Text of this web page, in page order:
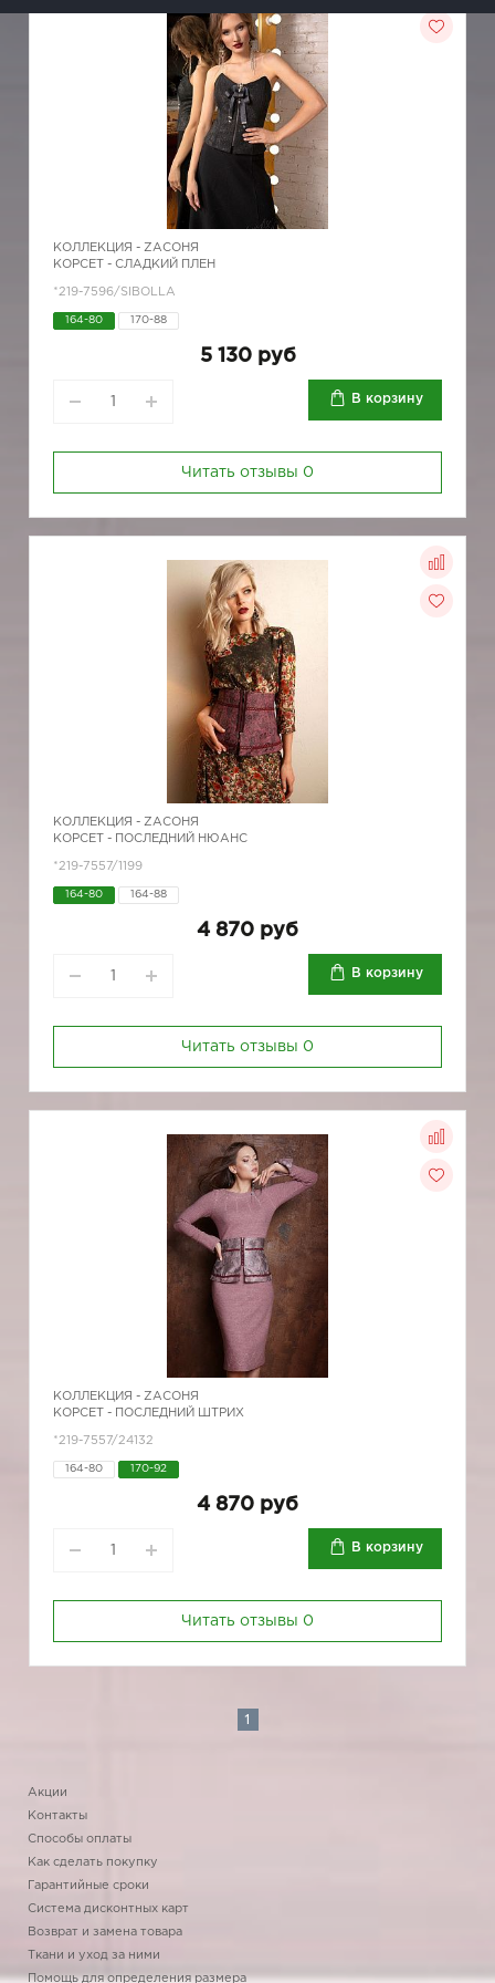
КОЛЛЕКЦИЯ - ZAСОНЯ
КОРСЕТ - СЛАДКИЙ ПЛЕН
*219-7596/SIBOLLA
164-80 170-88
5 130 руб
В корзину
Читать отзывы 0
КОЛЛЕКЦИЯ - ZAСОНЯ
КОРСЕТ - ПОСЛЕДНИЙ НЮАНС
*219-7557/1199
164-80 164-88
4 870 руб
В корзину
Читать отзывы 0
КОЛЛЕКЦИЯ - ZAСОНЯ
КОРСЕТ - ПОСЛЕДНИЙ ШТРИХ
*219-7557/24132
164-80 170-92
4 870 руб
В корзину
Читать отзывы 0
1
Акции
Контакты
Способы оплаты
Как сделать покупку
Гарантийные сроки
Система дисконтных карт
Возврат и замена товара
Ткани и уход за ними
Помощь для определения размера